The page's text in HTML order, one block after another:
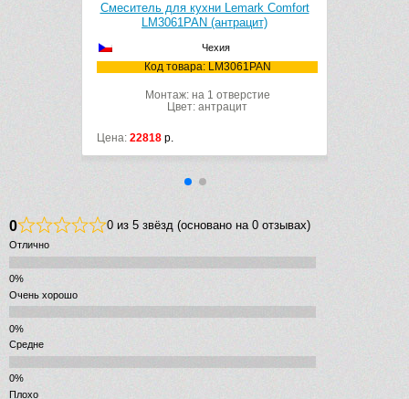
Смеситель для кухни Lemark Comfort
LM3061PAN (антрацит)
Чехия
Код товара: LM3061PAN
Монтаж: на 1 отверстие
Цвет: антрацит
Цена: 22818 р.
0 0 из 5 звёзд (основано на 0 отзывах)
Отлично
Очень хорошо
Средне
Плохо